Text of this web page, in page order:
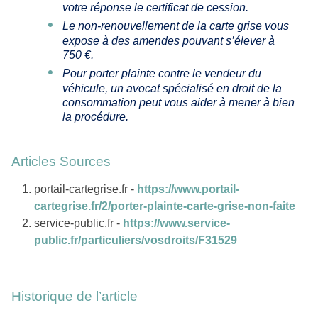
votre réponse le certificat de cession.
Le non-renouvellement de la carte grise vous
expose à des amendes pouvant s’élever à
750 €.
Pour porter plainte contre le vendeur du
véhicule, un avocat spécialisé en droit de la
consommation peut vous aider à mener à bien
la procédure.
Articles Sources
portail-cartegrise.fr - https://www.portail-
cartegrise.fr/2/porter-plainte-carte-grise-non-faite
service-public.fr - https://www.service-
public.fr/particuliers/vosdroits/F31529
Historique de l’article